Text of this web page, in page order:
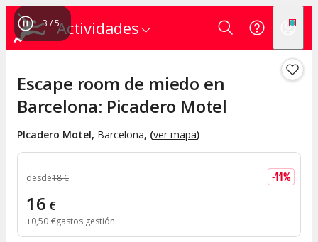
Actividades
4 /5
Escape room de miedo en
Barcelona: Picadero Motel
PIcadero Motel, Barcelona, (ver mapa)
desde18€ -11%
16 €
+0,50 €gastos gestión